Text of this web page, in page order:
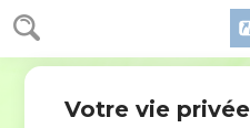
Votre vie